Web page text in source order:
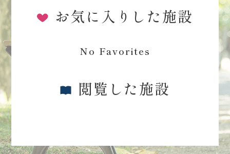
お気に入りした施設
No Favorites
閲覧した施設